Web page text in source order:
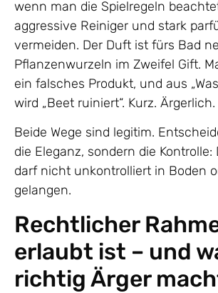
wenn man die Spielregeln
aggressive Reiniger und stark
vermeiden. Der Duft ist fürs Bad
Pflanzenwurzeln im Zweifel Gift.
ein falsches Produkt, und aus
wird „Beet ruiniert“. Kurz. Ärgerlich.
Beide Wege sind legitim.
die Eleganz, sondern die Kontrolle:
darf nicht unkontrolliert in Boden
gelangen.
Rechtlicher
erlaubt ist – und
richtig Ärger